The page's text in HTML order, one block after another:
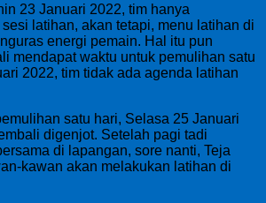
23 Januari 2022, tim hanya
latihan, akan tetapi, menu latihan di
energi pemain. Hal itu pun
mendapat waktu untuk pemulihan satu
2022, tim tidak ada agenda latihan
satu hari, Selasa 25 Januari
digenjot. Setelah pagi tadi
di lapangan, sore nanti, Teja
kawan akan melakukan latihan di